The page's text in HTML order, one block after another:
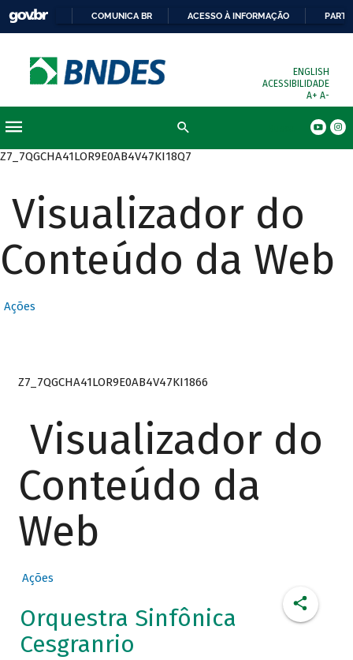
COMUNICA BR ACESSO À INFORMAÇÃO
ENGLISH
ACESSIBILIDADE
A+ A-
Z7_7QGCHA41LOR9E0AB4V47KI18Q7
Visualizador do
Conteúdo da Web
Ações
Z7_7QGCHA41LOR9E0AB4V47KI1866
Visualizador do
Conteúdo da
Web
Ações
Orquestra Sinfônica
Cesgranrio